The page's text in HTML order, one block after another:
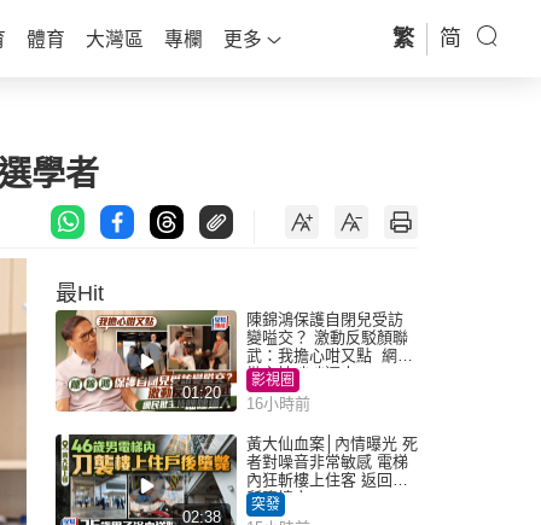
體育 大灣區 專欄 更多 繁 简
學者
最Hit
01:20
陳錦鴻保護自閉兒受訪
變嗌交？ 激動反駁顏聯
武：我擔心咁又點 網民
批主持咄咄逼人
影視圈
16小時前
02:38
黃大仙血案│內情曝光 死
者對噪音非常敏感 電梯
內狂斬樓上住客 返回住
所墮樓亡
突發